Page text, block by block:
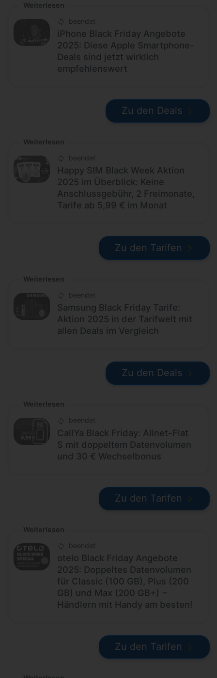
Weiterlesen
beendet
iPhone Black Friday Angebote
2025: Diese Apple Smartphone-
Deals sind jetzt wirklich
empfehlenswert
Zu den Deals
Weiterlesen
beendet
Happy SIM Black Week Aktion
2025 im Überblick: Keine
Anschlussgebühr, 2 Freimonate,
Tarife ab 5,99 € im Monat
Zu den Tarifen
Weiterlesen
beendet
Samsung Black Friday Tarife:
Aktion 2025 in der Tarifwelt mit
allen Deals im Vergleich
Zu den Deals
Weiterlesen
beendet
CallYa Black Friday: Allnet-Flat
S mit doppeltem Datenvolumen
und 30 € Wechselbonus
Zu den Tarifen
Weiterlesen
beendet
otelo Black Friday Angebote
2025: Doppeltes Datenvolumen
für Classic (100 GB), Plus (200
GB) und Max (200 GB+) −
Händlern mit Handy am besten!
Zu den Tarifen